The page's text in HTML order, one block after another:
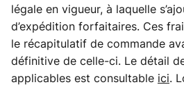
légale en vigueur, à laquelle
d’expédition forfaitaires. Ces
le récapitulatif de commande
définitive de celle-ci. Le détail
applicables est consultable ici.